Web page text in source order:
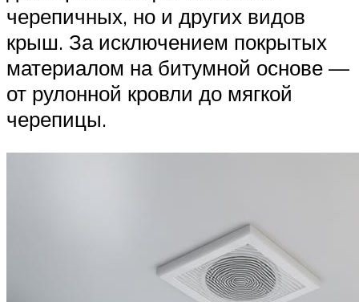
черепичных, но и других видов
крыш. За исключением покрытых
материалом на битумной основе —
от рулонной кровли до мягкой
черепицы.